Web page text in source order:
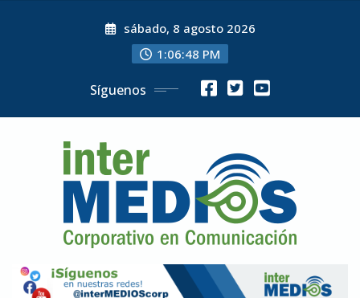
sábado, 8 agosto 2026
1:06:49 PM
Síguenos